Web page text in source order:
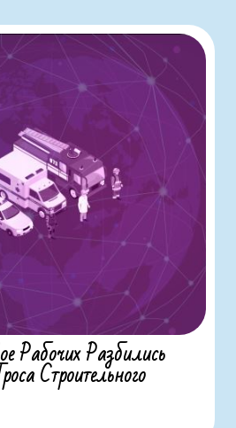
Рабочих Разбились
Строительного